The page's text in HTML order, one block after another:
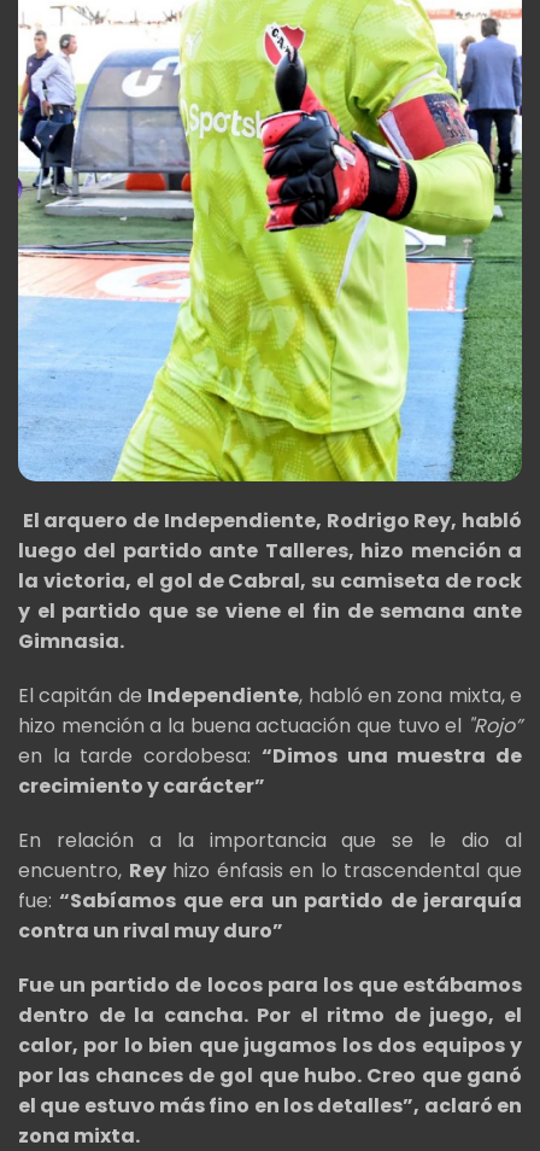
El arquero de Independiente, Rodrigo Rey, habló
luego del partido ante Talleres, hizo mención a
la victoria, el gol de Cabral, su camiseta de rock
y el partido que se viene el fin de semana ante
Gimnasia.
El capitán de Independiente, habló en zona mixta, e
hizo mención a la buena actuación que tuvo el "Rojo”
en la tarde cordobesa: “Dimos una muestra de
crecimiento y carácter”
En relación a la importancia que se le dio al
encuentro, Reyhizo énfasis en lo trascendental que
fue: “Sabíamos que era un partido de jerarquía
contra un rival muy duro”
Fue un partido de locos para los que estábamos
dentro de la cancha. Por el ritmo de juego, el
calor, por lo bien que jugamos los dos equipos y
por las chances de gol que hubo. Creo que ganó
el que estuvo más fino en los detalles”, aclaró en
zona mixta.